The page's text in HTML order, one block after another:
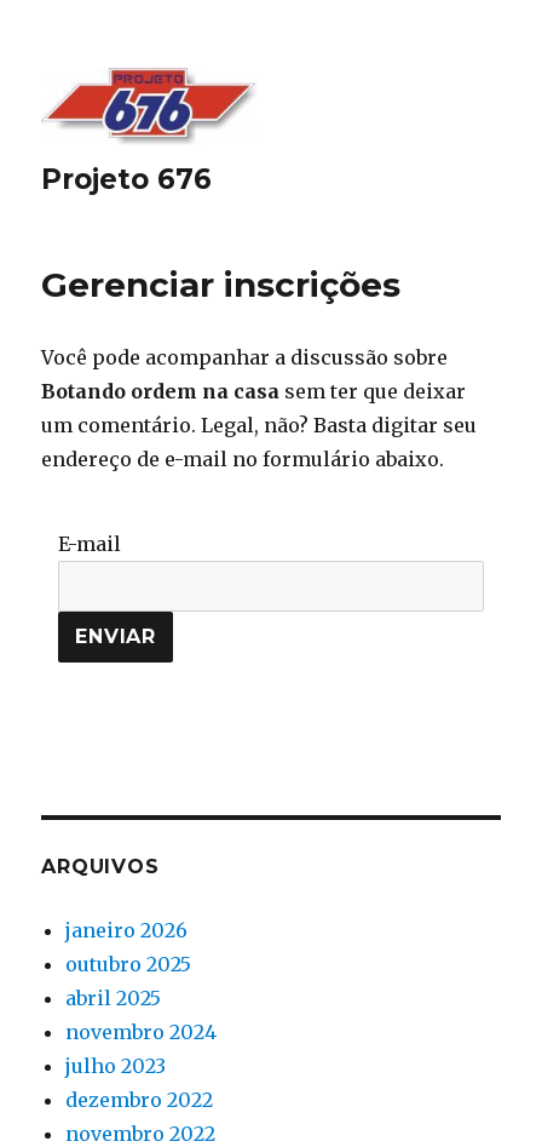
Projeto 676
Gerenciar inscrições
Você pode acompanhar a discussão sobre
Botando ordem na casa sem ter que deixar
um comentário. Legal, não? Basta digitar seu
endereço de e-mail no formulário abaixo.
E-mail
ARQUIVOS
janeiro 2026
outubro 2025
abril 2025
novembro 2024
julho 2023
dezembro 2022
novembro 2022